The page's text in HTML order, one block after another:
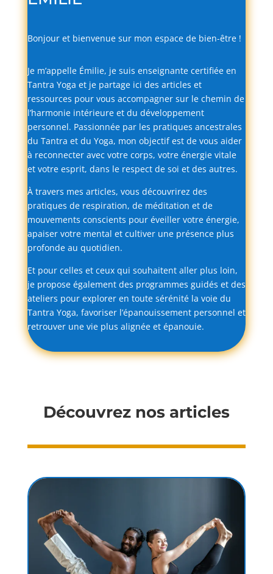
Bonjour et bienvenue sur mon espace de bien-être !
Je m’appelle Émilie, je suis enseignante certifiée en
Tantra Yoga et je partage ici des articles et
ressources pour vous accompagner sur le chemin de
l’harmonie intérieure et du développement
personnel. Passionnée par les pratiques ancestrales
du Tantra et du Yoga, mon objectifest de vous aider
à reconnecter avec votre corps, votre énergie vitale
et votre esprit, dans le respect de soi et des autres.
À travers mes articles, vous découvrirez des
pratiques de respiration, de méditation et de
mouvements conscients pour éveiller votre énergie,
apaiser votre mental et cultiver une présence plus
profonde au quotidien.
Et pour celles et ceux qui souhaitent aller plus loin,
je propose également des programmes guidés et des
ateliers pour explorer en toute sérénité la voie du
Tantra Yoga, favoriser l’épanouissement personnel et
retrouver une vie plus alignée et épanouie.
Découvrez nos articles